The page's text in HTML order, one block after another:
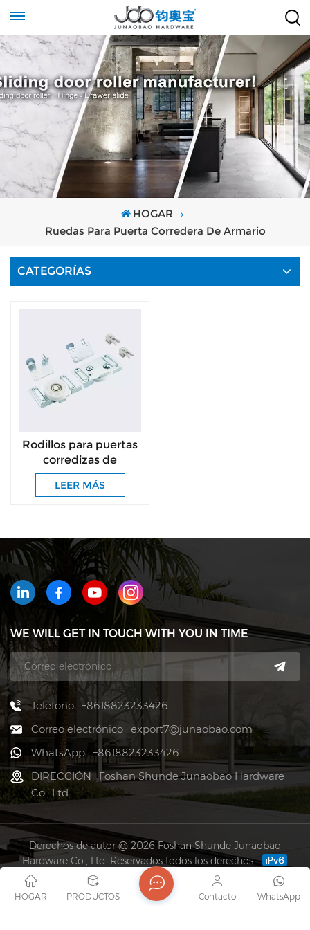
HOGAR
Ruedas Para Puerta Corredera De Armario
CATEGORÍAS
Rodillos para puertas
corredizas de
muebles, ruedas,
herrajes y rodillos para
LEER MÁS
WE WILL GET IN TOUCH WITH YOU IN TIME
Teléfono : +8618823233426
Correo electrónico : export7@junaobao.com
WhatsApp : +8618823233426
DIRECCIÓN : Foshan Shunde Junaobao Hardware
Co., Ltd.
Derechos de autor @ 2026 Foshan Shunde Junaobao
Hardware Co., Ltd. Reservados todos los derechos .
RED SOPORTADA
Mapa del sitio
Blog Xml
política de privacidad
HOGAR PRODUCTOS WhatsApp
Contacto